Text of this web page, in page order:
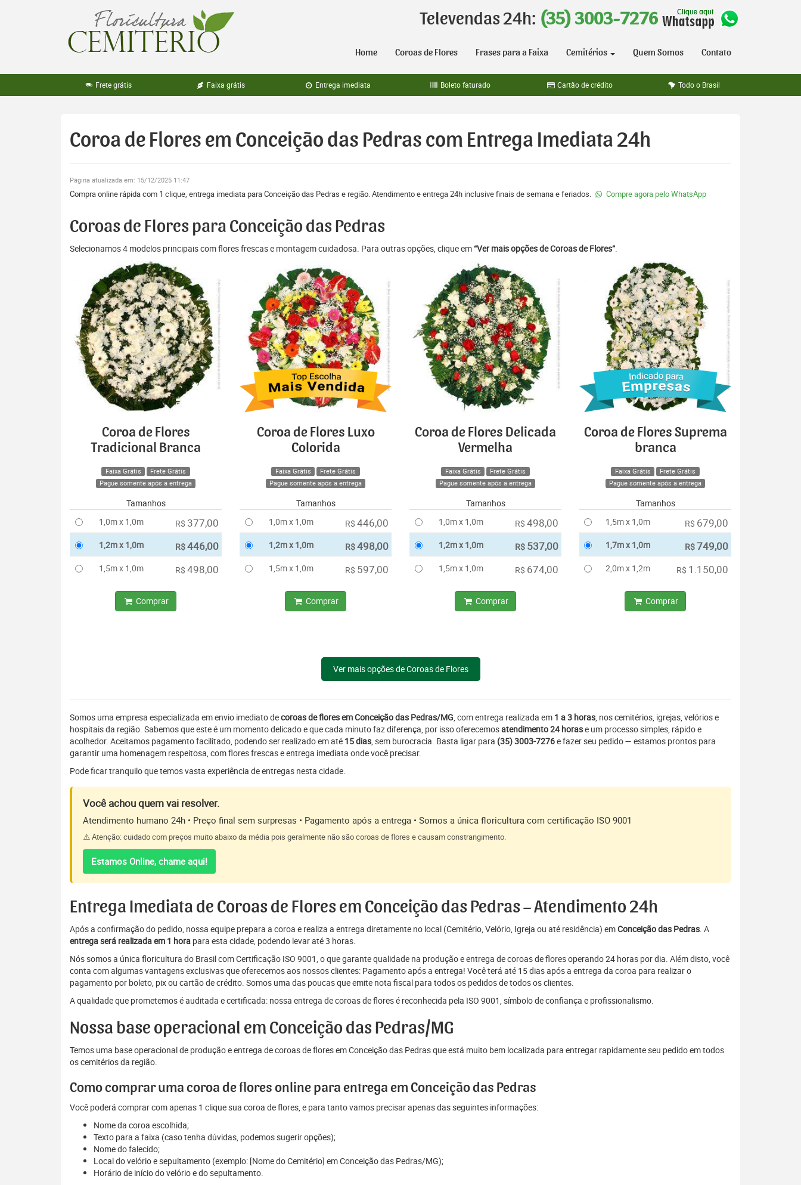
Televendas 24h: (35) 3003-7276
Home Coroas de Flores Frases para a Faixa Cemitérios Quem Somos Contato
Frete grátis Faixa grátis Entrega imediata Boleto faturado Cartão de crédito Todo o Brasil
Coroa de Flores em Conceição das Pedras com Entrega Imediata 24h
Página atualizada em: 15/12/2025 11:47
Compra online rápida com 1 clique, entrega imediata para Conceição das Pedras e região. Atendimento e entrega 24h inclusive finais de semana e feriados. Compre agora pelo WhatsApp
Coroas de Flores para Conceição das Pedras
Selecionamos 4 modelos principais com flores frescas e montagem cuidadosa. Para outras opções, clique em“Ver mais opções de Coroas de Flores”.
Coroa de Flores
Tradicional Branca
Faixa Grátis
Frete Grátis
Pague somente após a entrega
Tamanhos
1,0m x 1,0m
R$ 377,00
1,2m x 1,0m R$446,00
1,5m x 1,0m R$ 498,00
Comprar
Coroa de Flores Luxo
Colorida
Faixa Grátis
Frete Grátis
Pague somente após a entrega
Tamanhos
1,0m x 1,0m
R$ 446,00
1,2m x 1,0m R$498,00
1,5m x 1,0m R$ 597,00
Comprar
Coroa de Flores Delicada
Vermelha
Faixa Grátis
Frete Grátis
Pague somente após a entrega
Tamanhos
1,0m x 1,0m
R$ 498,00
1,2m x 1,0m R$ 537,00
1,5m x 1,0m R$ 674,00
Comprar
Coroa de Flores Suprema
branca
Faixa Grátis
Frete Grátis
Pague somente após a entrega
Tamanhos
1,5m x 1,0m
R$ 679,00
1,7m x 1,0m R$749,00
2,0m x 1,2m R$ 1.150,00
Comprar
Ver mais opções de Coroas de Flores
Somos uma empresa especializada em envio imediato decoroas de flores em Conceição das Pedras/MG, com entrega realizada em 1 a 3 horas, nos cemitérios, igrejas, velórios e
hospitais da região. Sabemos que este é um momento delicado e que cada minuto faz diferença, por isso oferecemosatendimento 24 horase um processo simples, rápido e
acolhedor. Aceitamos pagamento facilitado, podendo ser realizado em até 15 dias, sem burocracia. Basta ligar para (35) 3003-7276e fazer seu pedido — estamos prontos para
garantir uma homenagem respeitosa, com flores frescas e entrega imediata onde você precisar.
Pode ficar tranquilo que temos vasta experiência de entregas nesta cidade.
Você achou quem vai resolver.
Atendimento humano 24h • Preço final sem surpresas • Pagamento após a entrega • Somos a única floricultura com certificação ISO 9001
⚠️ Atenção: cuidado com preços muito abaixo da média pois geralmente não são coroas de flores e causam constrangimento.
Estamos Online, chame aqui!
Entrega Imediata de Coroas de Flores em Conceição das Pedras – Atendimento 24h
Após a confirmação do pedido, nossa equipe prepara a coroa e realiza a entrega diretamente no local (Cemitério, Velório, Igreja ou até residência) emConceição das Pedras. A
entrega será realizada em 1 hora para esta cidade, podendo levar até 3 horas.
Nós somos a única floricultura do Brasil com Certificação ISO 9001, o que garante qualidade na produção e entrega de coroas de flores operando 24 horas por dia. Além disto, você
conta com algumas vantagens exclusivas que oferecemos aos nossos clientes: Pagamento após a entrega! Você terá até 15 dias após a entrega da coroa para realizar o
pagamento por boleto, pix ou cartão de crédito. Somos uma das poucas que emite nota fiscal para todos os pedidos de todos os clientes.
A qualidade que prometemos é auditada e certificada: nossa entrega de coroas de flores é reconhecida pela ISO 9001, símbolo de confiança e profissionalismo.
Nossa base operacional em Conceição das Pedras/MG
Temos uma base operacional de produção e entrega de coroas de flores em Conceição das Pedras que está muito bem localizada para entregar rapidamente seu pedido em todos
os cemitérios da região.
Como comprar uma coroa de flores online para entrega em Conceição das Pedras
Você poderá comprar com apenas 1 clique sua coroa de flores, e para tanto vamos precisar apenas das seguintes informações:
Nome da coroa escolhida;
Texto para a faixa (caso tenha dúvidas, podemos sugerir opções);
Nome do falecido;
Local do velório e sepultamento (exemplo: [Nome do Cemitério] em Conceição das Pedras/MG);
Horário de início do velório e do sepultamento.